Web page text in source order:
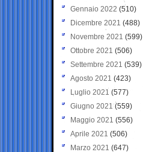
Gennaio 2022 (510)
Dicembre 2021 (488)
Novembre 2021 (599)
Ottobre 2021 (506)
Settembre 2021 (539)
Agosto 2021 (423)
Luglio 2021 (577)
Giugno 2021(559)
Maggio 2021 (556)
Aprile 2021 (506)
Marzo 2021 (647)